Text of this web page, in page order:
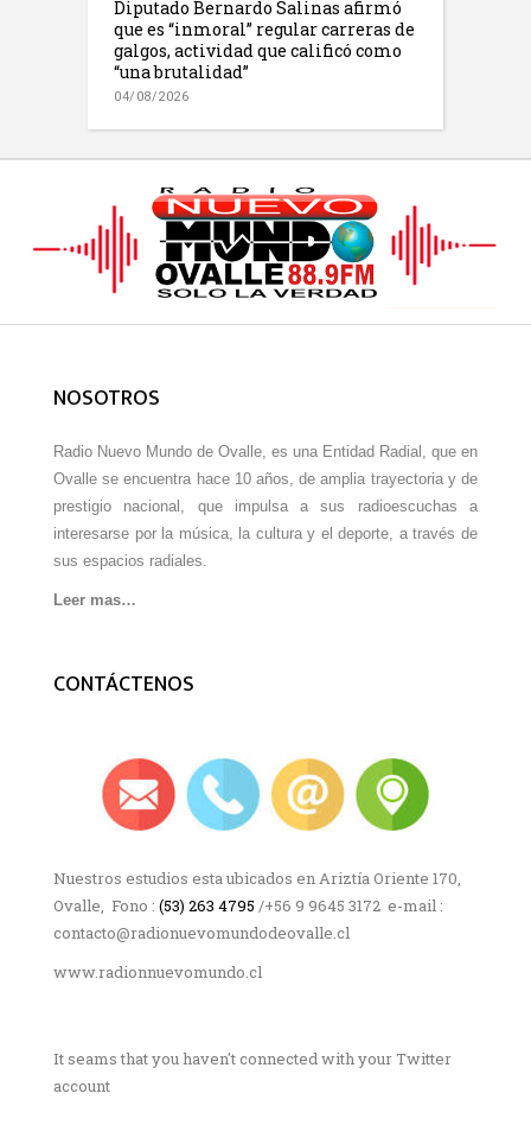
Diputado Bernardo Salinas afirmó
que es “inmoral” regular carreras de
galgos, actividad que calificó como
“una brutalidad”
04/08/2026
NOSOTROS
Radio Nuevo Mundo de Ovalle, es una Entidad Radial, que en
Ovalle se encuentra hace 10 años, de amplia trayectoria y de
prestigio nacional, que impulsa a sus radioescuchas a
interesarse por la música, la cultura y el deporte, a través de
sus espacios radiales.
Leer mas…
CONTÁCTENOS
Nuestros estudios esta ubicados en Ariztía Oriente 170,
Ovalle, Fono : (53) 263 4795 /+56 9 9645 3172 e-mail :
contacto@radionuevomundodeovalle.cl
www.radionnuevomundo.cl
It seams that you haven't connected with your Twitter
account